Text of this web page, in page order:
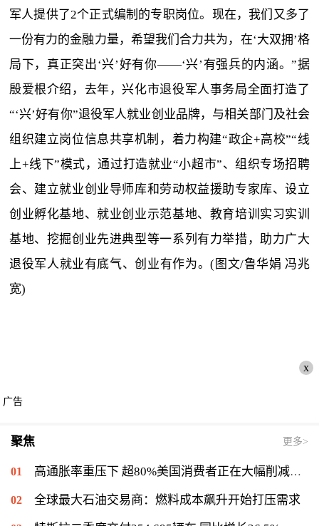
军人提供了2个正式编制的专职岗位。现在，我们又多了
一份有力的金融力量，希望我们合力共为，在‘大双拥’格
局下，真正突出‘兴’好有你——‘兴’有强兵的内涵。”据
殷爱根介绍，去年，兴化市退役军人事务局全面打造了
“‘兴’好有你”退役军人就业创业品牌，与相关部门及社会
组织建立岗位信息共享机制，着力构建“政企+高校”“线
上+线下”模式，通过打造就业“小超市”、组织专场招聘
会、建立就业创业导师库和劳动权益援助专家库、设立
创业孵化基地、就业创业示范基地、教育培训实习实训
基地、挖掘创业先进典型等一系列有力举措，助力广大
退役军人就业有底气、创业有作为。(图文/鲁华娟 冯兆
宽)
x
广告
聚焦 更多>
高通胀率重压下 超80%美国消费者正在大幅削减开支
全球最大石油交易商：燃料成本飙升开始打压需求